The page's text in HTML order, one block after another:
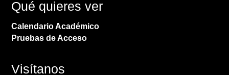
Qué quieres ver
Calendario Académico
Pruebas de Acceso
Visítanos